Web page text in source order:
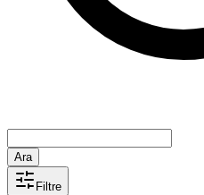
Ara
Filtre